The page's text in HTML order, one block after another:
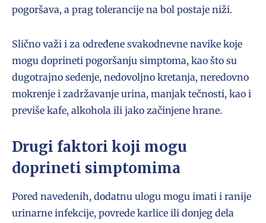
pogoršava, a prag tolerancije na bol postaje niži.
Slično važi i za određene svakodnevne navike koje
mogu doprineti pogoršanju simptoma, kao što su
dugotrajno sedenje, nedovoljno kretanja, neredovno
mokrenje i zadržavanje urina, manjak tečnosti, kao i
previše kafe, alkohola ili jako začinjene hrane.
Drugi faktori koji mogu
doprineti simptomima
Pored navedenih, dodatnu ulogu mogu imati i ranije
urinarne infekcije, povrede karlice ili donjeg dela